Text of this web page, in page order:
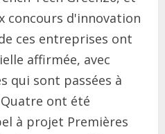
concours d'innovation
ces entreprises ont
affirmée, avec
qui sont passées à
ont été
à projet Premières